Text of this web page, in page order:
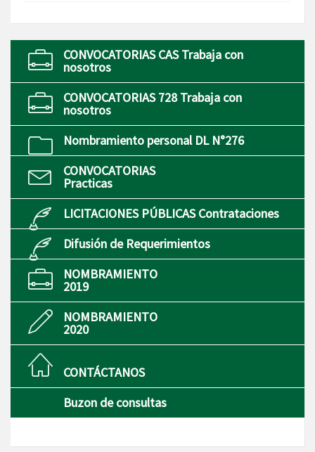
CONVOCATORIAS CAS Trabaja con
nosotros
CONVOCATORIAS 728 Trabaja con
nosotros
Nombramiento personal DL N°276
CONVOCATORIAS
Practicas
LICITACIONES PÚBLICAS Contrataciones
Difusión de Requerimientos
NOMBRAMIENTO
2019
NOMBRAMIENTO
2020
CONTÁCTANOS
Buzon de consultas